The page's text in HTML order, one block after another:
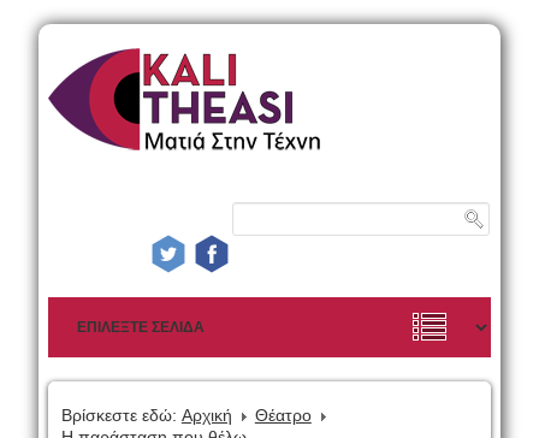
Βρίσκεστε εδώ: Αρχική
Θέατρο